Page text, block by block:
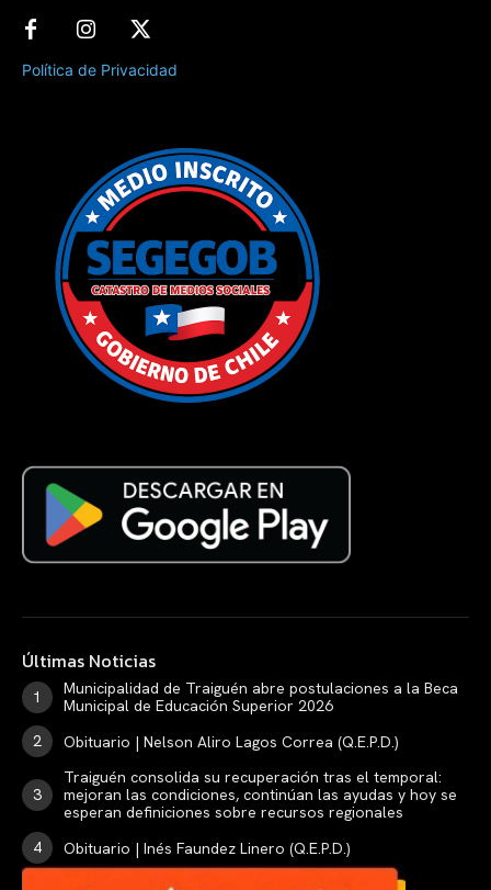
Política de Privacidad
Últimas Noticias
Municipalidad de Traiguén abre postulaciones a la Beca
Municipal de Educación Superior 2026
Obituario | Nelson Aliro Lagos Correa (Q.E.P.D.)
Traiguén consolida su recuperación tras el temporal:
mejoran las condiciones, continúan las ayudas y hoy se
esperan definiciones sobre recursos regionales
Obituario | Inés Faundez Linero (Q.E.P.D.)